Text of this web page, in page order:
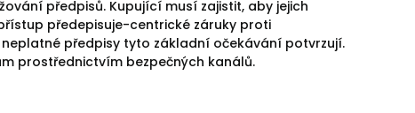
předpisů. Kupující musí zajistit, aby jejich
předepisuje-centrické záruky proti
předpisy tyto základní očekávání potvrzují.
prostřednictvím bezpečných kanálů.